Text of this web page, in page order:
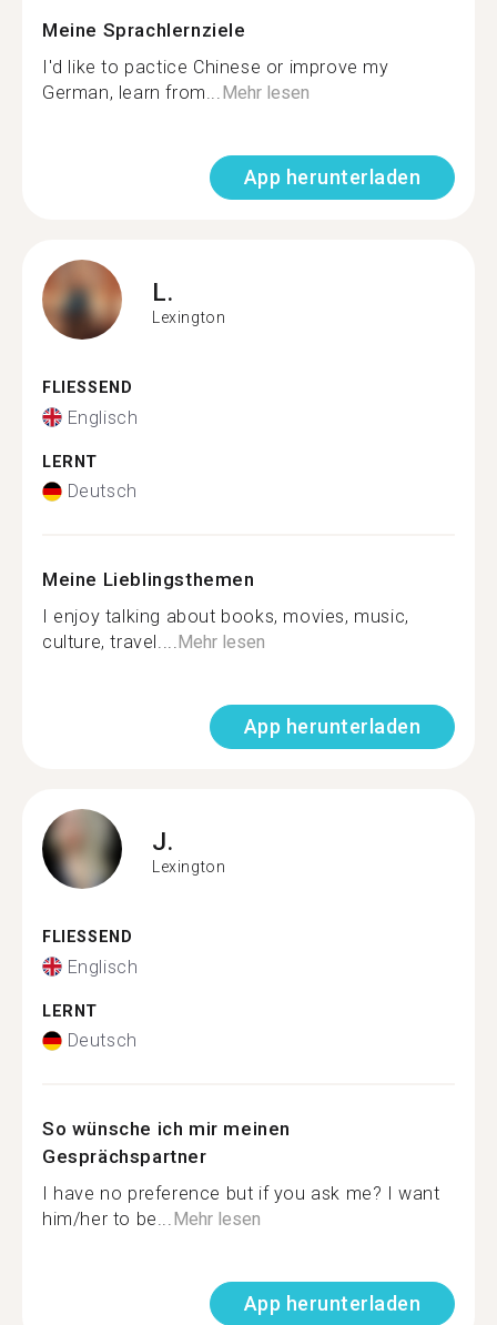
Meine Sprachlernziele
I'd like to pactice Chinese or improve my
German, learn from...Mehr lesen
App herunterladen
L.
Lexington
FLIESSEND
Englisch
LERNT
Deutsch
Meine Lieblingsthemen
I enjoy talking about books, movies, music,
culture, travel....Mehr lesen
App herunterladen
J.
Lexington
FLIESSEND
Englisch
LERNT
Deutsch
So wünsche ich mir meinen
Gesprächspartner
I have no preference but if you ask me? I want
him/her to be...Mehr lesen
App herunterladen